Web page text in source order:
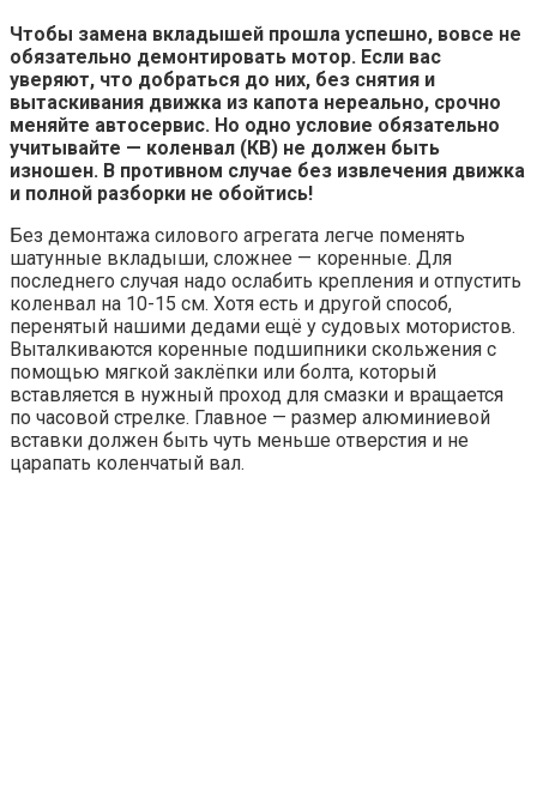
Чтобы замена вкладышей прошла успешно, вовсе не
обязательно демонтировать мотор. Если вас
уверяют, что добраться до них, без снятия и
вытаскивания движка из капота нереально, срочно
меняйте автосервис. Но одно условие обязательно
учитывайте — коленвал (КВ) не должен быть
изношен. В противном случае без извлечения движка
и полной разборки не обойтись!
Без демонтажа силового агрегата легче поменять
шатунные вкладыши, сложнее — коренные. Для
последнего случая надо ослабить крепления и отпустить
коленвал на 10-15 см. Хотя есть и другой способ,
перенятый нашими дедами ещё у судовых мотористов.
Выталкиваются коренные подшипники скольжения с
помощью мягкой заклёпки или болта, который
вставляется в нужный проход для смазки и вращается
по часовой стрелке. Главное — размер алюминиевой
вставки должен быть чуть меньше отверстия и не
царапать коленчатый вал.